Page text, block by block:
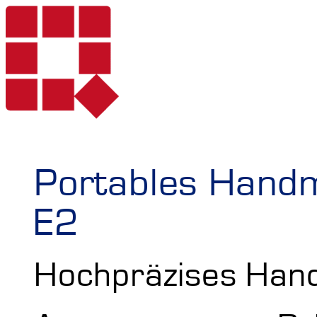
Portables
E2
Hochpräzises
Produkte
Härteprüfung
Dienstleistungen